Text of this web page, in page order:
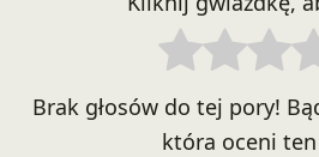
Brak głosów do tej pory!
która oceni